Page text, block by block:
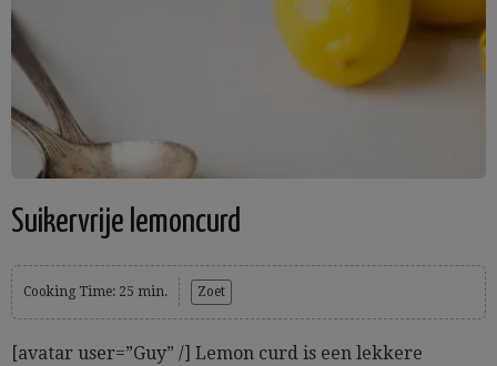
Suikervrije lemoncurd
Cooking Time: 25 min. Zoet
[avatar user=”Guy” /] Lemon curd is een lekkere